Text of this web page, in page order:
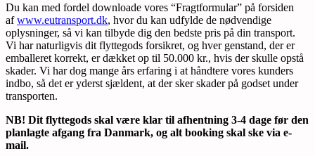
Du kan med fordel downloade vores “Fragtformular” på forsiden
afwww.eutransport.dk, hvor du kan udfylde de nødvendige
oplysninger, så vi kan tilbyde dig den bedste pris på din transport.
Vi har naturligvis dit flyttegods forsikret, og hver genstand, der er
emballeret korrekt, er dækket op til 50.000 kr., hvis der skulle opstå
skader. Vi har dog mange års erfaring i at håndtere vores kunders
indbo, så det er yderst sjældent, at der sker skader på godset under
transporten.
NB! Dit flyttegods skal være klar til afhentning 3-4 dage før den
planlagte afgang fra Danmark, og alt booking skal ske via e-
mail.